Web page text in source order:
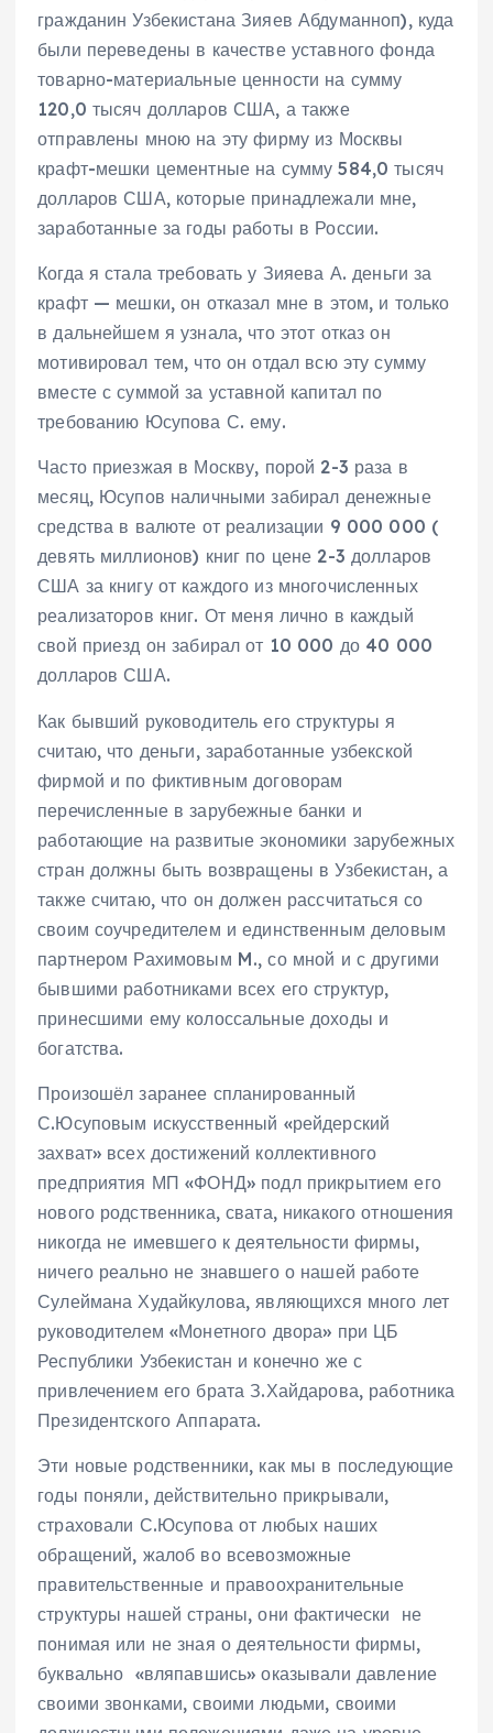
гражданин Узбекистана Зияев Абдуманноп), куда
были переведены в качестве уставного фонда
товарно-материальные ценности на сумму
120,0 тысяч долларов США, а также
отправлены мною на эту фирму из Москвы
крафт-мешки цементные на сумму 584,0 тысяч
долларов США, которые принадлежали мне,
заработанные за годы работы в России.
Когда я стала требовать у Зияева А. деньги за
крафт — мешки, он отказал мне в этом, и только
в дальнейшем я узнала, что этот отказ он
мотивировал тем, что он отдал всю эту сумму
вместе с суммой за уставной капитал по
требованию Юсупова С. ему.
Часто приезжая в Москву, порой 2-3 раза в
месяц, Юсупов наличными забирал денежные
средства в валюте от реализации 9 000 000 (
девять миллионов) книг по цене 2-3 долларов
США за книгу от каждого из многочисленных
реализаторов книг. От меня лично в каждый
свой приезд он забирал от 10 000 до 40 000
долларов США.
Как бывший руководитель его структуры я
считаю, что деньги, заработанные узбекской
фирмой и по фиктивным договорам
перечисленные в зарубежные банки и
работающие на развитые экономики зарубежных
стран должны быть возвращены в Узбекистан, а
также считаю, что он должен рассчитаться со
своим соучредителем и единственным деловым
партнером Рахимовым M., со мной и с другими
бывшими работниками всех его структур,
принесшими ему колоссальные доходы и
богатства.
Произошёл заранее спланированный
С.Юсуповым искусственный «рейдерский
захват» всех достижений коллективного
предприятия МП «ФОНД» подл прикрытием его
нового родственника, свата, никакого отношения
никогда не имевшего к деятельности фирмы,
ничего реально не знавшего о нашей работе
Сулеймана Худайкулова, являющихся много лет
руководителем «Монетного двора» при ЦБ
Республики Узбекистан и конечно же с
привлечением его брата З.Хайдарова, работника
Президентского Аппарата.
Эти новые родственники, как мы в последующие
годы поняли, действительно прикрывали,
страховали С.Юсупова от любых наших
обращений, жалоб во всевозможные
правительственные и правоохранительные
структуры нашей страны, они фактически не
понимая или не зная о деятельности фирмы,
буквально «вляпавшись» оказывали давление
своими звонками, своими людьми, своими